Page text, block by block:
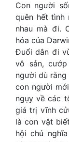
Con người
quên hết tình
nhau mà đi.
hóa của
Đuổi dân đi
vô sản,
người dù
con người
ngụy về các
giá trị vĩnh
là con vật
hội chủ